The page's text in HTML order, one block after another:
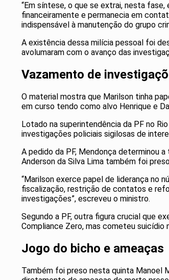
“Em síntese, o que se extrai, nesta fase,
financeiramente e permanecia em
indispensável à manutenção do grupo
A existência dessa milícia pessoal foi
avolumaram com o avanço das
Vazamento de
O material mostra que Marilson tinha
em curso tendo como alvo Henrique e
Lotado na superintendência da PF no
investigações policiais sigilosas de
A pedido da PF, Mendonça determinou
Anderson da Silva Lima também foi
“Marilson exerce papel de liderança no
fiscalização, restrição de contatos e
investigações”, escreveu o ministro.
Segundo a PF, outra figura crucial que
Compliance Zero, mas cometeu suicídio
Jogo do bicho e ameaças
Também foi preso nesta quinta Manoel